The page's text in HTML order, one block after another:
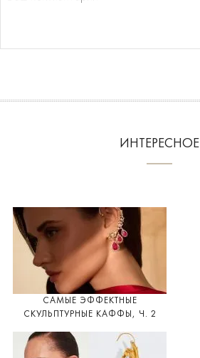
ИНТЕРЕСНОЕ
САМЫЕ ЭФФЕКТНЫЕ
СКУЛЬПТУРНЫЕ КАФФЫ, Ч. 2